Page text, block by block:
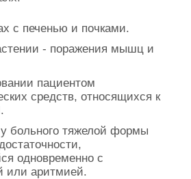
с печенью и почками.
- поражения мышц и
пациентом
средств, относящихся к
больного тяжелой формы
одновременно с
или аритмией.